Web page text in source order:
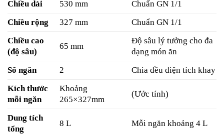
Chiều dài 530 mm
Chuẩn GN 1/1
Chiều rộng
327 mm
Chuẩn GN 1/1
Chiều cao
(độ sâu)
65 mm
Độ sâu lý tưởng cho đa
dạng món ăn
Số ngăn
2
Chia đều diện tích khay
Kích thước
mỗi ngăn
Khoảng
265×327mm
(Ước tính)
Dung tích
tổng
8 L Mỗi ngăn khoảng 4 L